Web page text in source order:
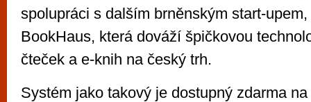
spolupráci s dalším brněnským start-
BookHaus, která dováží špičkovou
čteček a e-knih na český trh.
Systém jako takový je dostupný zdarma na